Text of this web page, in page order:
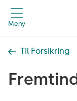
Meny
Til Forsikring